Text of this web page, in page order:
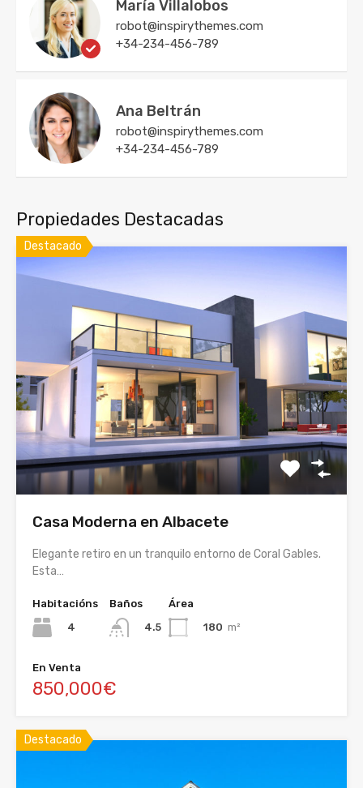
María Villalobos
robot@inspirythemes.com
+34-234-456-789
Ana Beltrán
robot@inspirythemes.com
+34-234-456-789
Propiedades Destacadas
Destacado
Casa Moderna en Albacete
Elegante retiro en un tranquilo entorno de Coral Gables.
Esta…
Habitacións
4
Baños
4.5
Área
180 m²
En Venta
850,000€
Destacado